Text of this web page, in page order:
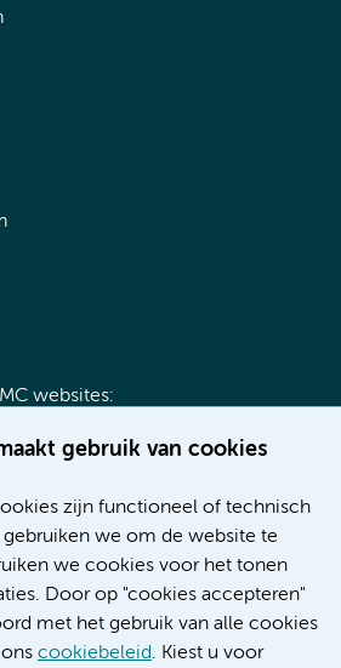
gebruik van cookies
zijn functioneel of technisch
we om de website te
we cookies voor het tonen
Door op "cookies accepteren"
met het gebruik van alle cookies
cookiebeleid. Kiest u voor
websites:
UMC